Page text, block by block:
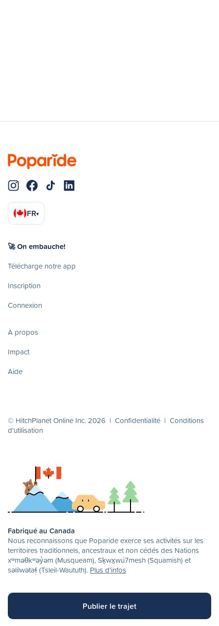
FR▾
🚀 On embauche!
Télécharge notre app
Inscription
Connexion
À propos
Impact
Aide
© HitchPlanet Online Inc. 2026 | Confidentialité | Conditions
d'utilisation
Fabriqué au Canada
Nous reconnaissons que Poparide exerce ses activités sur les
territoires traditionnels, ancestraux et non cédés des Nations
xʷməθkʷəy̓əm (Musqueam), Sḵwx̱wú7mesh (Squamish) et
səlilwətaɬ (Tsleil-Waututh). Plus d'infos